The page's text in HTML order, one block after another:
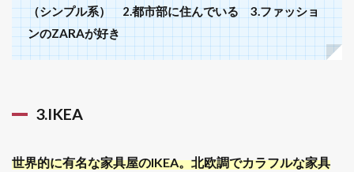
（シンプル系） 2.都市部に住んでいる 3.ファッショ
ンのZARAが好き
3.IKEA
世界的に有名な家具屋のIKEA。北欧調でカラフルな家具